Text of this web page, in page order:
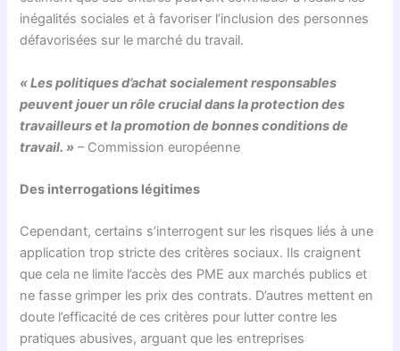
inégalités sociales et à favoriser l’inclusion des personnes
défavorisées sur le marché du travail.
« Les politiques d’achat socialement responsables
peuvent jouer un rôle crucial dans la protection des
travailleurs et la promotion de bonnes conditions de
travail. » – Commission européenne
Des interrogations légitimes
Cependant, certains s’interrogent sur les risques liés à une
application trop stricte des critères sociaux. Ils craignent
que cela ne limite l’accès des PME aux marchés publics et
ne fasse grimper les prix des contrats. D’autres mettent en
doute l’efficacité de ces critères pour lutter contre les
pratiques abusives, arguant que les entreprises